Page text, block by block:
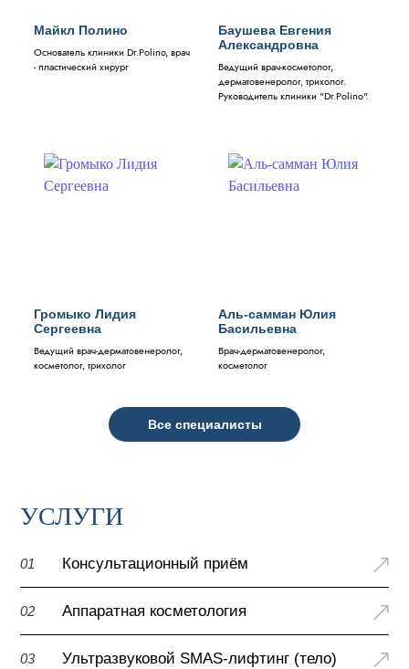
Майкл Полино
Основатель клиники Dr.Polino, врач
- пластический хирург
Баушева Евгения
Александровна
Ведущий врач-косметолог,
дерматовенеролог, трихолог.
Руководитель клиники "Dr.Polino".
Громыко Лидия
Сергеевна
Ведущий врач-дерматовенеролог,
косметолог, трихолог
Аль-самман Юлия
Басильевна
Врач-дерматовенеролог,
косметолог
Все специалисты
УСЛУГИ
01 Консультационный приём
02 Аппаратная косметология
03 Ультразвуковой SMAS-лифтинг (тело)